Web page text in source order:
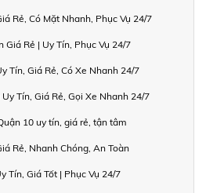
Rẻ, Có Mặt Nhanh, Phục Vụ 24/7
Giá Rẻ | Uy Tín, Phục Vụ 24/7
Tín, Giá Rẻ, Có Xe Nhanh 24/7
Tín, Giá Rẻ, Gọi Xe Nhanh 24/7
10 uy tín, giá rẻ, tận tâm
Rẻ, Nhanh Chóng, An Toàn
Tín, Giá Tốt | Phục Vụ 24/7